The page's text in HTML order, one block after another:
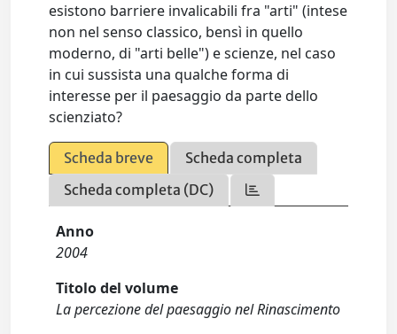
esistono barriere invalicabili fra "arti" (intese
non nel senso classico, bensì in quello
moderno, di "arti belle") e scienze, nel caso
in cui sussista una qualche forma di
interesse per il paesaggio da parte dello
scienziato?
Scheda breve
Scheda completa
Scheda completa (DC)
Anno
2004
Titolo del volume
La percezione del paesaggio nel Rinascimento